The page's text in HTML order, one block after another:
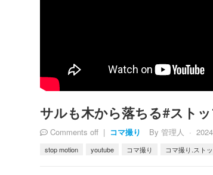
サルも木から落ちる#スト
Comments off | コマ撮り By管理人 ·
stop motion youtube コマ撮り コマ撮り.スト